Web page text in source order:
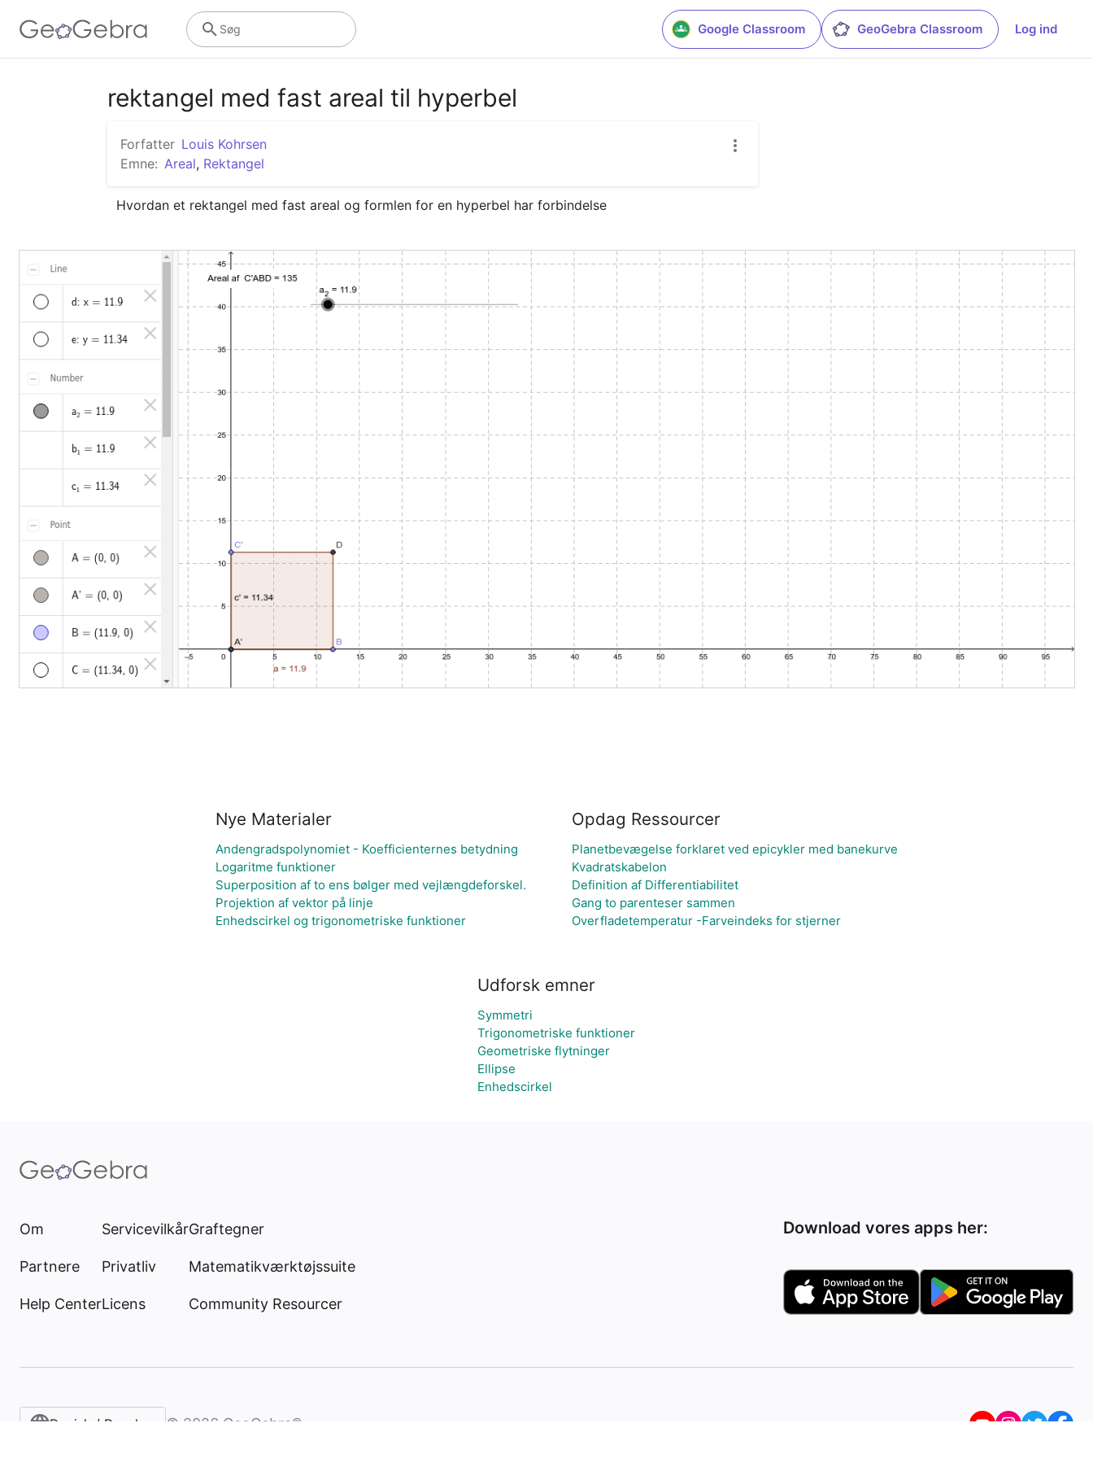
Google Classroom GeoGebra Classroom Log ind
Søg
rektangel med fast areal til hyperbel
Forfatter Louis Kohrsen
Emne: Areal, Rektangel
Hvordan et rektangel med fast areal og formlen for en hyperbel har forbindelse
Nye Materialer
Andengradspolynomiet - Koefficienternes betydning
Logaritme funktioner
Superposition af to ens bølger med vejlængdeforskel.
Projektion af vektor på linje
Enhedscirkel og trigonometriske funktioner
Opdag Ressourcer
Planetbevægelse forklaret ved epicykler med banekurve
Kvadratskabelon
Definition af Differentiabilitet
Gang to parenteser sammen
Overfladetemperatur -Farveindeks for stjerner
Udforsk emner
Symmetri
Trigonometriske funktioner
Geometriske flytninger
Ellipse
Enhedscirkel
Om
Partnere
Help Center
Servicevilkår
Privatliv
Licens
Graftegner
Matematikværktøjssuite
Community Resourcer
Download vores apps her:
Danish / Dansk‎ © 2026 GeoGebra®